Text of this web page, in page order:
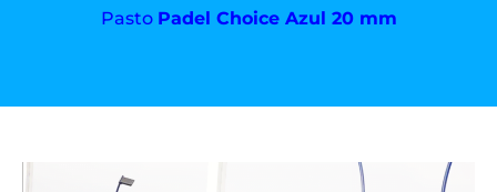
Pasto Padel Choice Azul 20 mm